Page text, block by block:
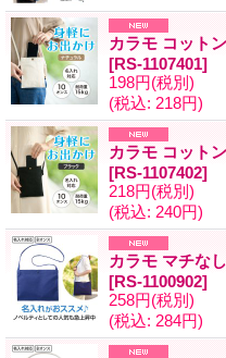
カラモ コット
[RS-1107401]
198円(税別)
(税込: 218円)
カラモ コット
[RS-1107402]
218円(税別)
(税込: 240円)
カラモ マチな
[RS-1100902]
258円(税別)
(税込: 284円)